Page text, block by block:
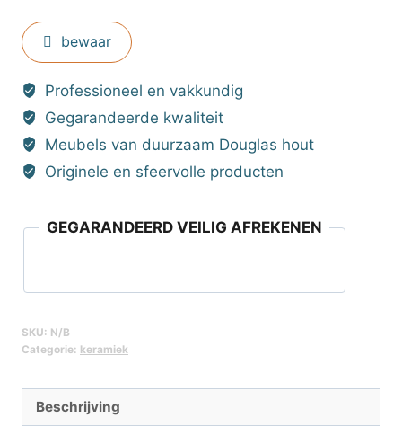
aantalbewaar
Professioneel en vakkundig
Gegarandeerde kwaliteit
Meubels van duurzaam Douglas hout
Originele en sfeervolle producten
GEGARANDEERD VEILIG AFREKENEN
SKU: N/B
Categorie: keramiek
Beschrijving